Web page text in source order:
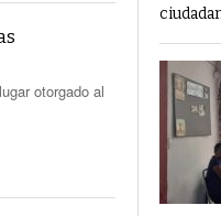
otorgado al